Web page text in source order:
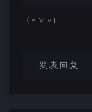
(〃∇〃)
发表回复